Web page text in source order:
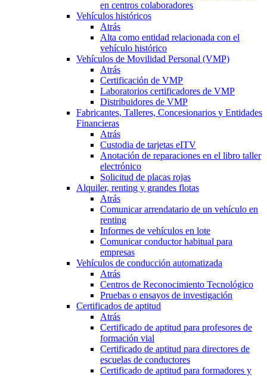
en centros colaboradores
Vehículos históricos
Atrás
Alta como entidad relacionada con el
vehículo histórico
Vehículos de Movilidad Personal (VMP)
Atrás
Certificación de VMP
Laboratorios certificadores de VMP
Distribuidores de VMP
Fabricantes, Talleres, Concesionarios y Entidades
Financieras
Atrás
Custodia de tarjetas eITV
Anotación de reparaciones en el libro taller
electrónico
Solicitud de placas rojas
Alquiler, renting y grandes flotas
Atrás
Comunicar arrendatario de un vehículo en
renting
Informes de vehículos en lote
Comunicar conductor habitual para
empresas
Vehículos de conducción automatizada
Atrás
Centros de Reconocimiento Tecnológico
Pruebas o ensayos de investigación
Certificados de aptitud
Atrás
Certificado de aptitud para profesores de
formación vial
Certificado de aptitud para directores de
escuelas de conductores
Certificado de aptitud para formadores y